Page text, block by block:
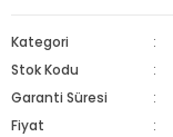
Kategori
Stok Kodu
Garanti Süresi
Fiyat